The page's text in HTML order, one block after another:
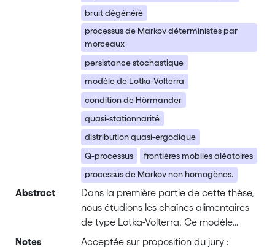
bruit dégénéré
processus de Markov déterministes par
morceaux
persistance stochastique
modèle de Lotka-Volterra
condition de Hörmander
quasi-stationnarité
distribution quasi-ergodique
Q-processus
frontières mobiles aléatoires
processus de Markov non homogènes.
Abstract
Dans la première partie de cette thèse,
nous étudions les chaînes alimentaires
de type Lotka-Volterra. Ce modèle
considère n espèces dont les
Notes Acceptée sur proposition du jury :